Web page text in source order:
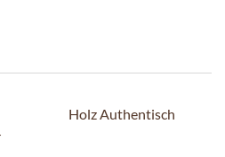
Holz Authentisch